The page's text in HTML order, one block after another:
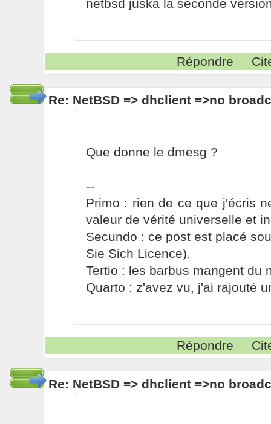
netbsd juska la seconde
Répondre
Re: NetBSD => dhclient =>no
Que donne le dmesg ?
--
Primo : rien de ce que j'écris
valeur de vérité universelle et
Secundo : ce post est placé
Sie Sich Licence).
Tertio : les barbus mangent du
Quarto : z'avez vu, j'ai rajouté
Répondre
Re: NetBSD => dhclient =>no